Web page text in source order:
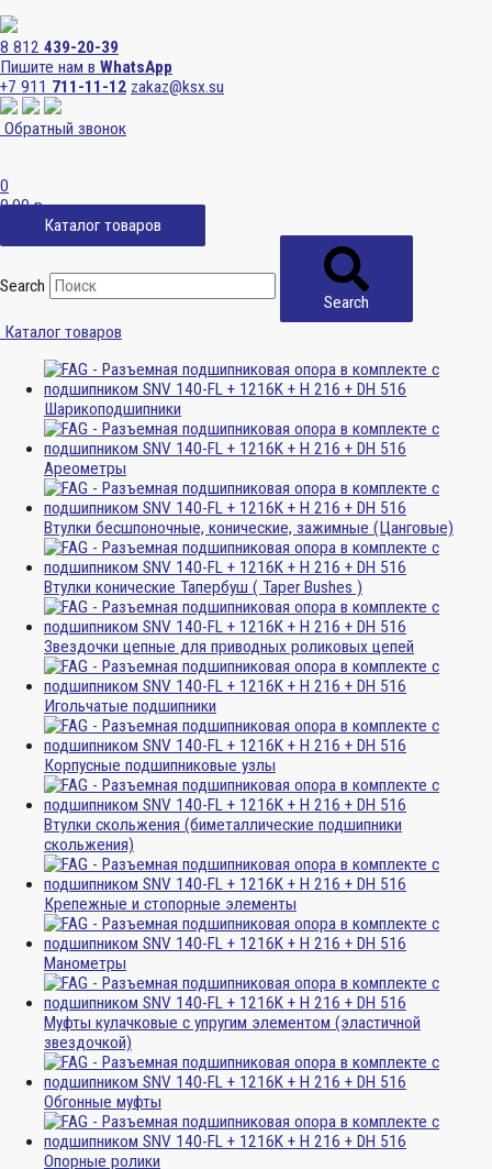
8 812 439-20-39
Пишите нам в WhatsApp
+7 911 711-11-12 zakaz@ksx.su
Обратный звонок
0
0,00р.
Каталог товаров
Search
Search
Каталог товаров
Шарикоподшипники
Ареометры
Втулки бесшпоночные, конические, зажимные (Цанговые)
Втулки конические Тапербуш ( Taper Bushes )
Звездочки цепные для приводных роликовых цепей
Игольчатые подшипники
Корпусные подшипниковые узлы
Втулки скольжения (биметаллические подшипники
скольжения)
Крепежные и стопорные элементы
Манометры
Муфты кулачковые с упругим элементом (эластичной
звездочкой)
Обгонные муфты
Опорные ролики